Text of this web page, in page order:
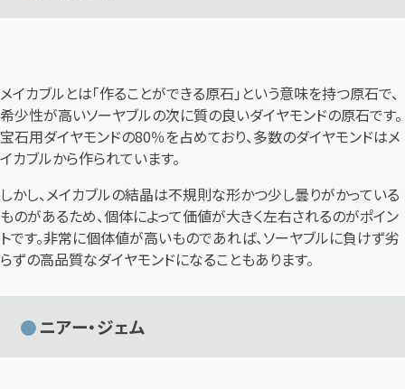
メイカブルとは「作ることができる原石」という意味を持つ原石で、
希少性が高いソーヤブルの次に質の良いダイヤモンドの原石です。
宝石用ダイヤモンドの80％を占めており、多数のダイヤモンドはメ
イカブルから作られています。
しかし、メイカブルの結晶は不規則な形かつ少し曇りがかっている
ものがあるため、個体によって価値が大きく左右されるのがポイン
トです。非常に個体値が高いものであれば、ソーヤブルに負けず劣
らずの高品質なダイヤモンドになることもあります。
ニアー・ジェム